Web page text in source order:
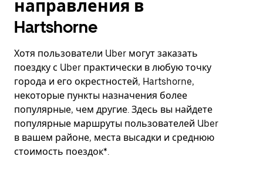
направления в
Hartshorne
Хотя пользователи Uber могут заказать
поездку с Uber практически в любую точку
города и его окрестностей, Hartshorne,
некоторые пункты назначения более
популярные, чем другие. Здесь вы найдете
популярные маршруты пользователей Uber
в вашем районе, места высадки и среднюю
стоимость поездок*.